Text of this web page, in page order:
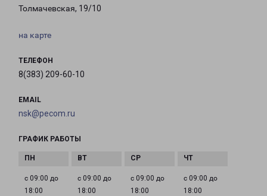
Толмачевская, 19/10
на карте
ТЕЛЕФОН
8(383) 209-60-10
EMAIL
nsk@pecom.ru
ГРАФИК РАБОТЫ
с 09:00 до
18:00
с 09:00 до
18:00
с 09:00 до
18:00
с 09:00 до
18:00